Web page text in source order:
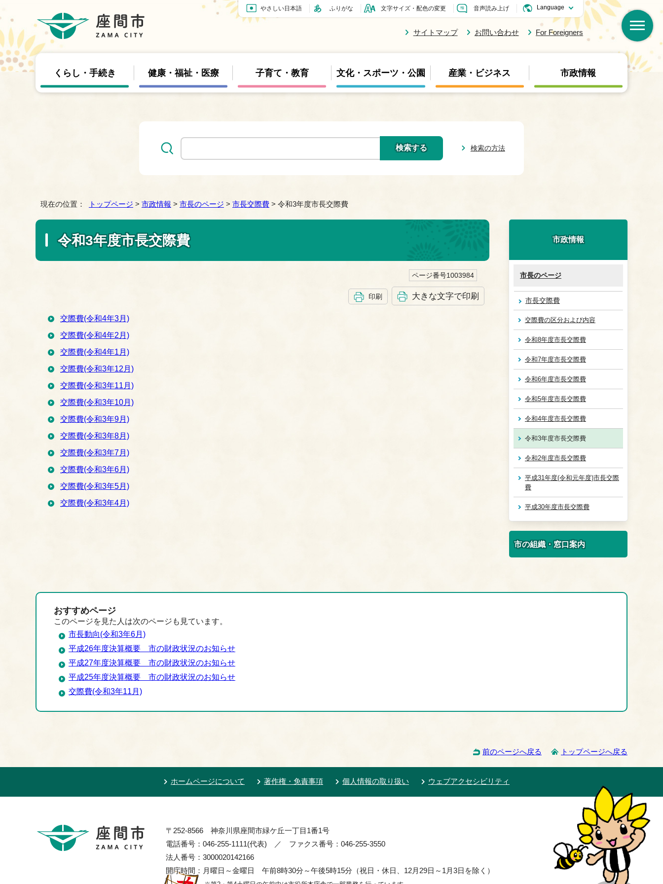
やさしい日本語 ふりがな 文字サイズ・配色の変更 音声読み上げ
サイトマップ お問い合わせ For Foreigners
くらし・手続き 健康・福祉・医療 子育て・教育 文化・スポーツ・公園 産業・ビジネス 市政情報
検索の方法
現在の位置： トップページ > 市政情報 > 市長のページ > 市長交際費 > 令和3年度市長交際費
令和3年度市長交際費
ページ番号1003984
印刷 大きな文字で印刷
交際費(令和4年3月)
交際費(令和4年2月)
交際費(令和4年1月)
交際費(令和3年12月)
交際費(令和3年11月)
交際費(令和3年10月)
交際費(令和3年9月)
交際費(令和3年8月)
交際費(令和3年7月)
交際費(令和3年6月)
交際費(令和3年5月)
交際費(令和3年4月)
市政情報
市長のページ
市長交際費
交際費の区分および内容
令和8年度市長交際費
令和7年度市長交際費
令和6年度市長交際費
令和5年度市長交際費
令和4年度市長交際費
令和3年度市長交際費
令和2年度市長交際費
平成31年度(令和元年度)市長交際
費
平成30年度市長交際費
市の組織・窓口案内
おすすめページ
このページを見た人は次のページも見ています。
市長動向(令和3年6月)
平成26年度決算概要 市の財政状況のお知らせ
平成27年度決算概要 市の財政状況のお知らせ
平成25年度決算概要 市の財政状況のお知らせ
交際費(令和3年11月)
前のページへ戻る トップページへ戻る
ホームページについて 著作権・免責事項 個人情報の取り扱い ウェブアクセシビリティ
〒252-8566 神奈川県座間市緑ケ丘一丁目1番1号
電話番号：046-255-1111(代表) ／ ファクス番号：046-255-3550
法人番号：3000020142166
開庁時間：月曜日～金曜日 午前8時30分～午後5時15分（祝日・休日、12月29日～1月3日を除く）